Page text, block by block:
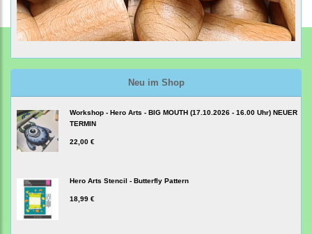
Neu im Shop
Workshop - Hero Arts - BIG MOUTH (17.10.2026 - 16.00 Uhr) NEUER
TERMIN
22,00 €
Hero Arts Stencil - Butterfly Pattern
18,99 €